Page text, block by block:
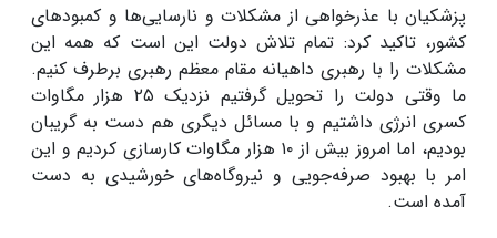
پزشکیان با عذرخواهی از مشکلات و نارسایی‌ها و کمبودهای
کشور، تاکید کرد: تمام تلاش دولت این است که همه این
مشکلات را با رهبری داهیانه مقام معظم رهبری برطرف کنیم.
ما وقتی دولت را تحویل گرفتیم نزدیک ۲۵ هزار مگاوات
کسری انرژی داشتیم و با مسائل دیگری هم دست به گریبان
بودیم، اما امروز بیش از ۱۰ هزار مگاوات کارسازی کردیم و این
امر با بهبود صرفه‌جویی و نیروگاه‌های خورشیدی به دست
آمده است.